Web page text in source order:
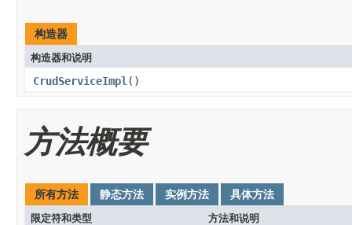
构造器
构造器和说明
CrudServiceImpl ()
方法概要
所有方法 静态方法 实例方法 具体方法
限定符和类型 方法和说明